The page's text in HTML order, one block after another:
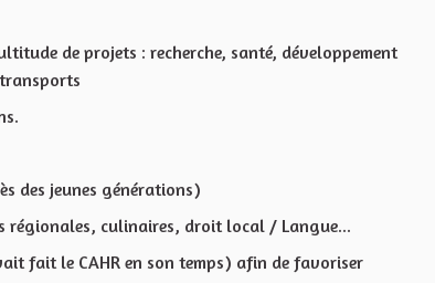
de projets : recherche, santé, développement
des jeunes générations)
régionales, culinaires, droit local / Langue...
fait le CAHR en son temps) afin de favoriser